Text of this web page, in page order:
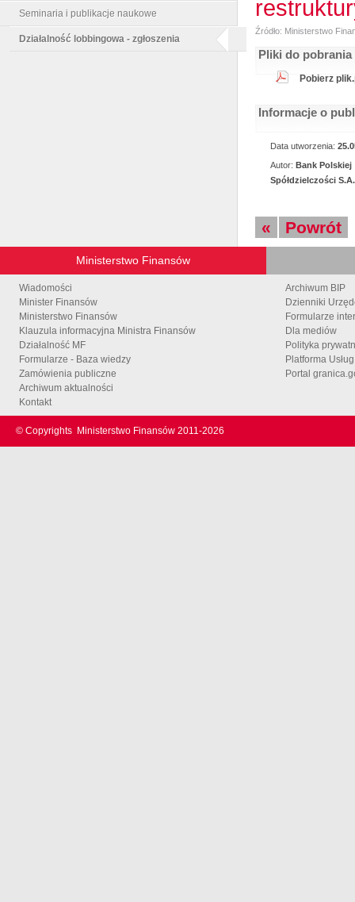
Seminaria i publikacje naukowe
Działalność lobbingowa - zgłoszenia
Źródło: Ministerstwo
Pliki do pobrania
Pobierz
Informacje o
Data utworzenia:
Autor: Bank Polskiej
Spółdzielczości S.A.
« Powrót
Ministerstwo Finansów
Wiadomości
Minister Finansów
Ministerstwo Finansów
Klauzula informacyjna Ministra Finansów
Działalność MF
Formularze - Baza wiedzy
Zamówienia publiczne
Archiwum aktualności
Kontakt
Archiwum BIP
Dzienniki
Formularze
Dla mediów
Polityka
Platforma
Portal
© Copyrights Ministerstwo Finansów 2011-2026